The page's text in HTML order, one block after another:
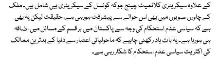
کے علاوہ سیکریٹری کلائمیٹ چینج جوکہ کونسل کے سیکریٹری ہیں شامل ہیں۔ ملک
کے چاورں صوبوں میں بھی اس حوالے سے پیشرفت ہورہی ہے، حقیقت لیکن یہ بھی
ہے کہ سیاسی عدم استحکام کی وجہ سے پاکستان میں ہر قسم کے مسائل میں اضافہ
ہی ہورہا ہے۔ یہ بات یاد رکھنی چاہیے کہ ماحولیاتی اعتبار سے دنیا کے بدترین ممالک
کی اکثریت سیاسی عدم استحکام کا شکار رہی ہے۔